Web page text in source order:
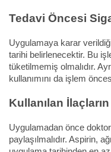
Tedavi Öncesi
Uygulamaya karar
tarihi belirlenecektir. Bu
tüketilmemiş olmalıdır.
kullanımını da işlem
Kullanılan
Uygulamadan önce
paylaşılmalıdır. Aspirin,